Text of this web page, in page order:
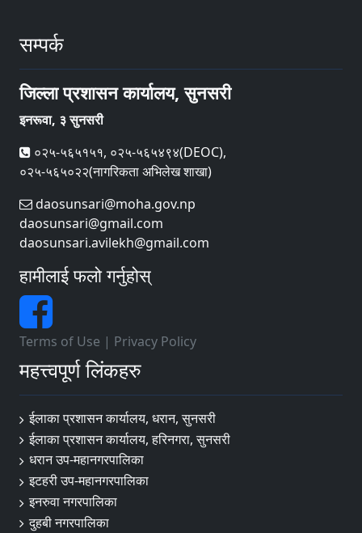
सम्पर्क
जिल्ला प्रशासन कार्यालय, सुनसरी
इनरूवा, ३ सुनसरी
०२५-५६५१५१, ०२५-५६५४९४(DEOC),
०२५-५६५०२२(नागरिकता अभिलेख शाखा)
daosunsari@moha.gov.np
daosunsari@gmail.com
daosunsari.avilekh@gmail.com
हामीलाई फलो गर्नुहोस्
Terms of Use | Privacy Policy
महत्त्वपूर्ण लिंकहरु
ईलाका प्रशासन कार्यालय, धरान, सुनसरी
ईलाका प्रशासन कार्यालय, हरिनगरा, सुनसरी
धरान उप-महानगरपालिका
इटहरी उप-महानगरपालिका
इनरुवा नगरपालिका
दुहबी नगरपालिका